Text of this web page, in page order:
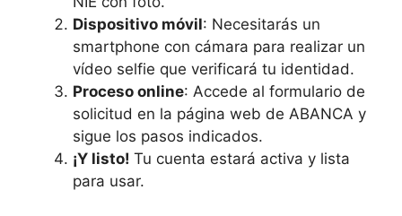
Dispositivo móvil: Necesitarás un
smartphone con cámara para realizar un
vídeo selfie que verificará tu identidad.
Proceso online: Accede al formulario de
solicitud en la página web de ABANCA y
sigue los pasos indicados.​
¡Y listo! Tu cuenta estará activa y lista
para usar.